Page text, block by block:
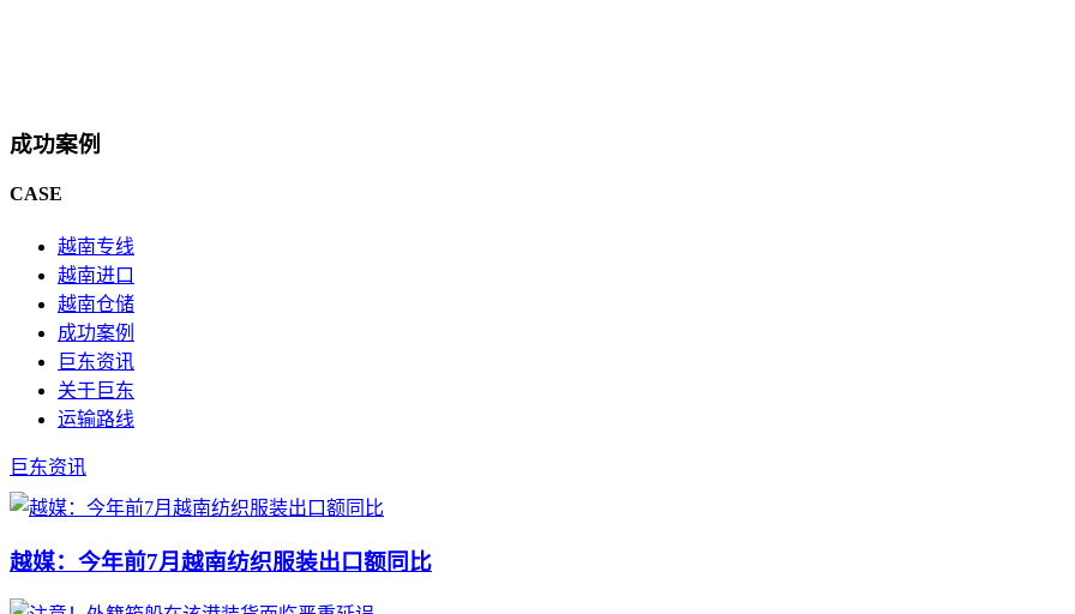
成功案例
CASE
越南专线
越南进口
越南仓储
成功案例
巨东资讯
关于巨东
运输路线
巨东资讯
越媒：今年前7月越南纺织服装出口额同比